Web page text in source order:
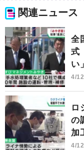
関連ニュース
全
式
い
4/
ロ
の
加
4/